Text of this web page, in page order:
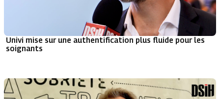
Univi mise sur une authentification plus fluide pour les
soignants